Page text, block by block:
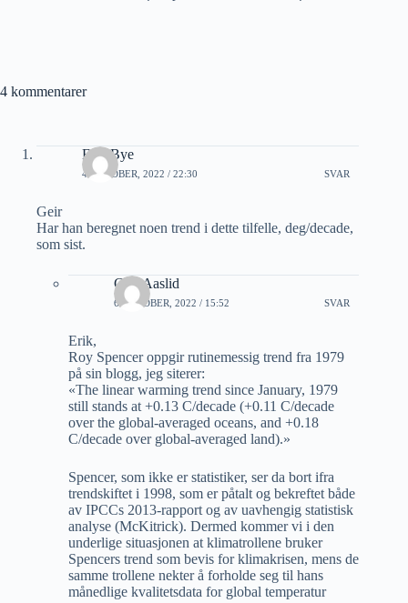
4 kommentarer
Erik Bye
4 OKTOBER, 2022 / 22:30 SVAR
Geir
Har han beregnet noen trend i dette tilfelle, deg/decade,
som sist.
Geir Aaslid
6 OKTOBER, 2022 / 15:52 SVAR
Erik,
Roy Spencer oppgir rutinemessig trend fra 1979
på sin blogg, jeg siterer:
«The linear warming trend since January, 1979
still stands at +0.13 C/decade (+0.11 C/decade
over the global-averaged oceans, and +0.18
C/decade over global-averaged land).»
Spencer, som ikke er statistiker, ser da bort ifra
trendskiftet i 1998, som er påtalt og bekreftet både
av IPCCs 2013-rapport og av uavhengig statistisk
analyse (McKitrick). Dermed kommer vi i den
underlige situasjonen at klimatrollene bruker
Spencers trend som bevis for klimakrisen, mens de
samme trollene nekter å forholde seg til hans
månedlige kvalitetsdata for global temperatur